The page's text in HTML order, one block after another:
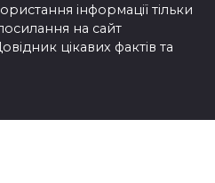
інформації тільки
на сайт
цікавих фактів та